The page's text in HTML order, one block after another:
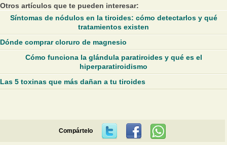
Otros artículos que te pueden interesar:
Síntomas de nódulos en la tiroides: cómo detectarlos y qué
tratamientos existen
Dónde comprar cloruro de magnesio
Cómo funciona la glándula paratiroides y qué es el
hiperparatiroidismo
Las 5 toxinas que más dañan a tu tiroides
Compártelo